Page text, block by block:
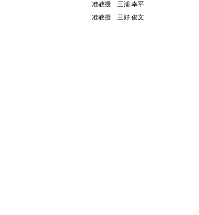
准教授
三浦 幸平
准教授
三好 俊文